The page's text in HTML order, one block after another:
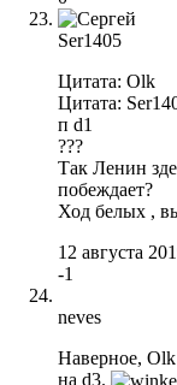
Ser1405
Цитата: Olk
Цитата:
п d1
???
Так Ленин
побеждает?
Ход белых ,
12 августа
-1
neves
Наверное, Olk
на d3.